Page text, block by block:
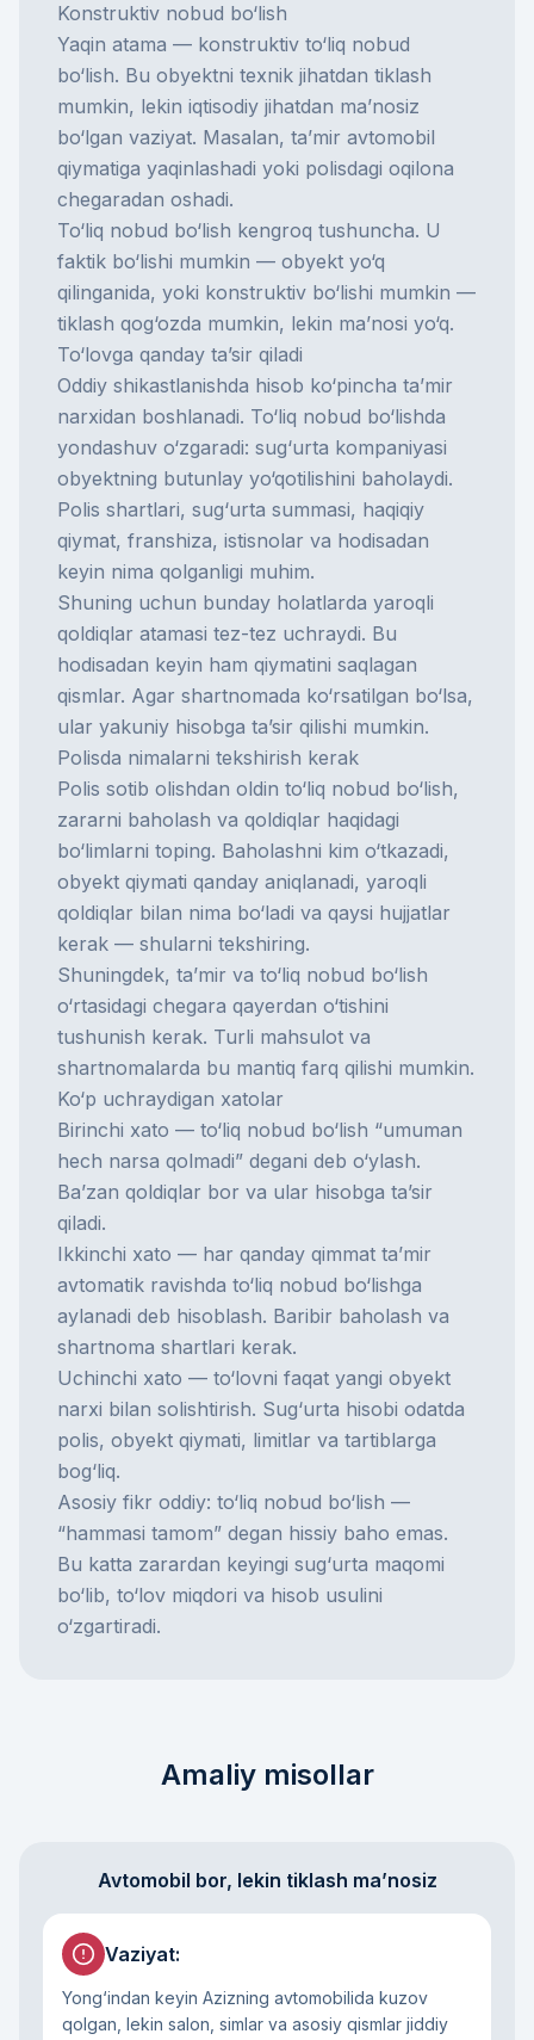
Konstruktiv nobud bo‘lish
Yaqin atama — konstruktiv to‘liq nobud
bo‘lish. Bu obyektni texnik jihatdan tiklash
mumkin, lekin iqtisodiy jihatdan ma’nosiz
bo‘lgan vaziyat. Masalan, ta’mir avtomobil
qiymatiga yaqinlashadi yoki polisdagi oqilona
chegaradan oshadi.
To‘liq nobud bo‘lish kengroq tushuncha. U
faktik bo‘lishi mumkin — obyekt yo‘q
qilinganida, yoki konstruktiv bo‘lishi mumkin —
tiklash qog‘ozda mumkin, lekin ma’nosi yo‘q.
To‘lovga qanday ta’sir qiladi
Oddiy shikastlanishda hisob ko‘pincha ta’mir
narxidan boshlanadi. To‘liq nobud bo‘lishda
yondashuv o‘zgaradi: sug‘urta kompaniyasi
obyektning butunlay yo‘qotilishini baholaydi.
Polis shartlari, sug‘urta summasi, haqiqiy
qiymat, franshiza, istisnolar va hodisadan
keyin nima qolganligi muhim.
Shuning uchun bunday holatlarda yaroqli
qoldiqlar atamasi tez-tez uchraydi. Bu
hodisadan keyin ham qiymatini saqlagan
qismlar. Agar shartnomada ko‘rsatilgan bo‘lsa,
ular yakuniy hisobga ta’sir qilishi mumkin.
Polisda nimalarni tekshirish kerak
Polis sotib olishdan oldin to‘liq nobud bo‘lish,
zararni baholash va qoldiqlar haqidagi
bo‘limlarni toping. Baholashni kim o‘tkazadi,
obyekt qiymati qanday aniqlanadi, yaroqli
qoldiqlar bilan nima bo‘ladi va qaysi hujjatlar
kerak — shularni tekshiring.
Shuningdek, ta’mir va to‘liq nobud bo‘lish
o‘rtasidagi chegara qayerdan o‘tishini
tushunish kerak. Turli mahsulot va
shartnomalarda bu mantiq farq qilishi mumkin.
Ko‘p uchraydigan xatolar
Birinchi xato — to‘liq nobud bo‘lish “umuman
hech narsa qolmadi” degani deb o‘ylash.
Ba’zan qoldiqlar bor va ular hisobga ta’sir
qiladi.
Ikkinchi xato — har qanday qimmat ta’mir
avtomatik ravishda to‘liq nobud bo‘lishga
aylanadi deb hisoblash. Baribir baholash va
shartnoma shartlari kerak.
Uchinchi xato — to‘lovni faqat yangi obyekt
narxi bilan solishtirish. Sug‘urta hisobi odatda
polis, obyekt qiymati, limitlar va tartiblarga
bog‘liq.
Asosiy fikr oddiy: to‘liq nobud bo‘lish —
“hammasi tamom” degan hissiy baho emas.
Bu katta zarardan keyingi sug‘urta maqomi
bo‘lib, to‘lov miqdori va hisob usulini
o‘zgartiradi.
Amaliy misollar
Avtomobil bor, lekin tiklash ma’nosiz
Vaziyat:
Yong‘indan keyin Azizning avtomobilida kuzov
qolgan, lekin salon, simlar va asosiy qismlar jiddiy